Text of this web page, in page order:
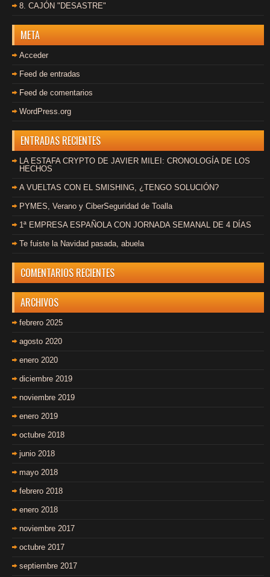
8. CAJÓN "DESASTRE"
META
Acceder
Feed de entradas
Feed de comentarios
WordPress.org
ENTRADAS RECIENTES
LA ESTAFA CRYPTO DE JAVIER MILEI: CRONOLOGÍA DE LOS
HECHOS
A VUELTAS CON EL SMISHING, ¿TENGO SOLUCIÓN?
PYMES, Verano y CiberSeguridad de Toalla
1ª EMPRESA ESPAÑOLA CON JORNADA SEMANAL DE 4 DÍAS
Te fuiste la Navidad pasada, abuela
COMENTARIOS RECIENTES
ARCHIVOS
febrero 2025
agosto 2020
enero 2020
diciembre 2019
noviembre 2019
enero 2019
octubre 2018
junio 2018
mayo 2018
febrero 2018
enero 2018
noviembre 2017
octubre 2017
septiembre 2017